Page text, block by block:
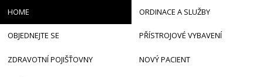
HOME ORDINACE A SLUŽBY
OBJEDNEJTE SE PŘÍSTROJOVÉ VYBAVENÍ
ZDRAVOTNÍ POJIŠŤOVNY NOVÝ PACIENT